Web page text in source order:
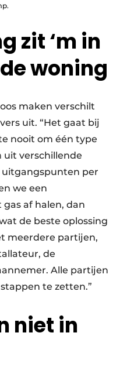
zit ‘m in
woning
maken verschilt
uit. “Het gaat bij
nooit om één type
uit verschillende
per
we een
af halen, dan
de beste oplossing
meerdere partijen,
de
Alle partijen
te zetten.”
niet in